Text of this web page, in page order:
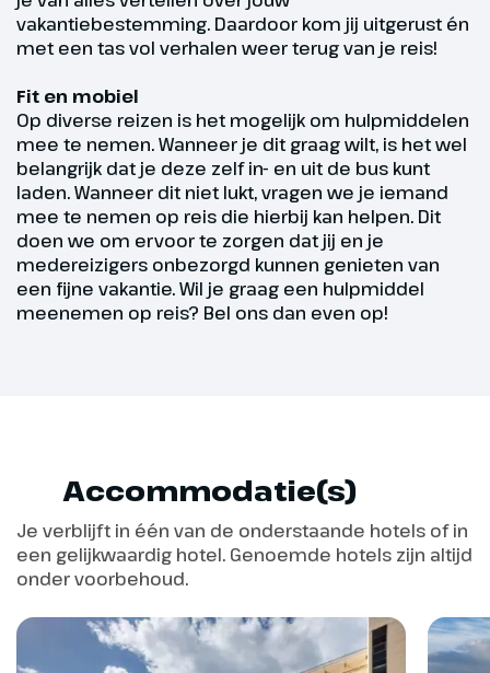
São Miguel naar Terceira
Na het ontbijt worden we naar de
luchthaven Ponta Delgada
gebracht voor een vlucht naar
het eiland Terceira. Bij aankomst
op Terceira worden we naar ons
viersterren hotel in Angra do
Heerlijk
viersterrenhotel
Terceira Mar
vakantiebestemming. Daardoor kom jij uitgerust én
met een tas vol verhalen weer terug van je reis!
Fit en mobiel
Op diverse reizen is het mogelijk om hulpmiddelen
mee te nemen. Wanneer je dit graag wilt, is het wel
belangrijk dat je deze zelf in- en uit de bus kunt
laden. Wanneer dit niet lukt, vragen we je iemand
mee te nemen op reis die hierbij kan helpen. Dit
doen we om ervoor te zorgen dat jij en je
medereizigers onbezorgd kunnen genieten van
een fijne vakantie. Wil je graag een hulpmiddel
meenemen op reis? Bel ons dan even op!
Accommodatie(s)
Je verblijft in één van de onderstaande hotels of in
een gelijkwaardig hotel. Genoemde hotels zijn altijd
onder voorbehoud.